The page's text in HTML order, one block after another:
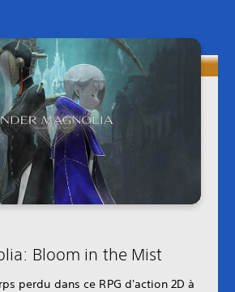
Bloom in the Mist
perdu dans ce RPG d'action 2D à